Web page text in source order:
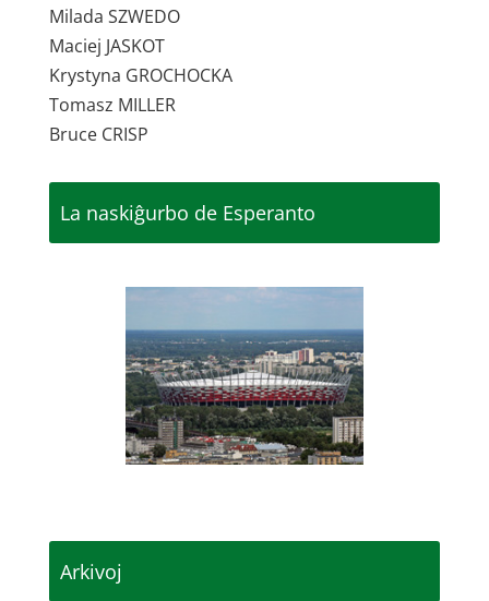
Milada SZWEDO
Maciej JASKOT
Krystyna GROCHOCKA
Tomasz MILLER
Bruce CRISP
La naskiĝurbo de Esperanto
Arkivoj